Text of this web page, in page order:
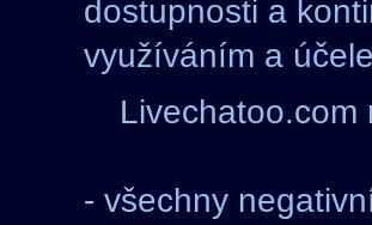
dostupnosti a
využíváním a
- všechny